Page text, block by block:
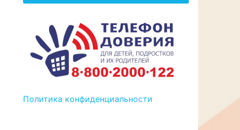
Политика конфиденциальности